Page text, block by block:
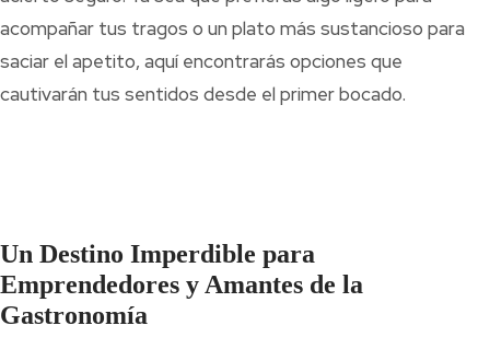
acompañar tus tragos o un plato más sustancioso para
saciar el apetito, aquí encontrarás opciones que
cautivarán tus sentidos desde el primer bocado.
Un Destino Imperdible para
Emprendedores y Amantes de la
Gastronomía